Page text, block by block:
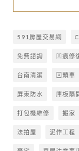
591房屋交易網
免費諮詢 凹痕修
台南清潔 回頭車
屏東防水 庫板隔
打包機維修 搬家
法拍屋 泥作工程